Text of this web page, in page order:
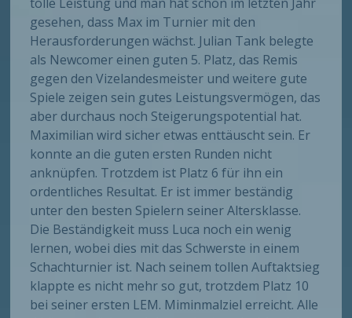
gesehen, dass Max im Turnier mit den
Herausforderungen wächst. Julian Tank belegte
als Newcomer einen guten 5. Platz, das Remis
gegen den Vizelandesmeister und weitere gute
Spiele zeigen sein gutes Leistungsvermögen, das
aber durchaus noch Steigerungspotential hat.
Maximilian wird sicher etwas enttäuscht sein. Er
konnte an die guten ersten Runden nicht
anknüpfen. Trotzdem ist Platz 6 für ihn ein
ordentliches Resultat. Er ist immer beständig
unter den besten Spielern seiner Altersklasse.
Die Beständigkeit muss Luca noch ein wenig
lernen, wobei dies mit das Schwerste in einem
Schachturnier ist. Nach seinem tollen Auftaktsieg
klappte es nicht mehr so gut, trotzdem Platz 10
bei seiner ersten LEM. Miminmalziel erreicht. Alle